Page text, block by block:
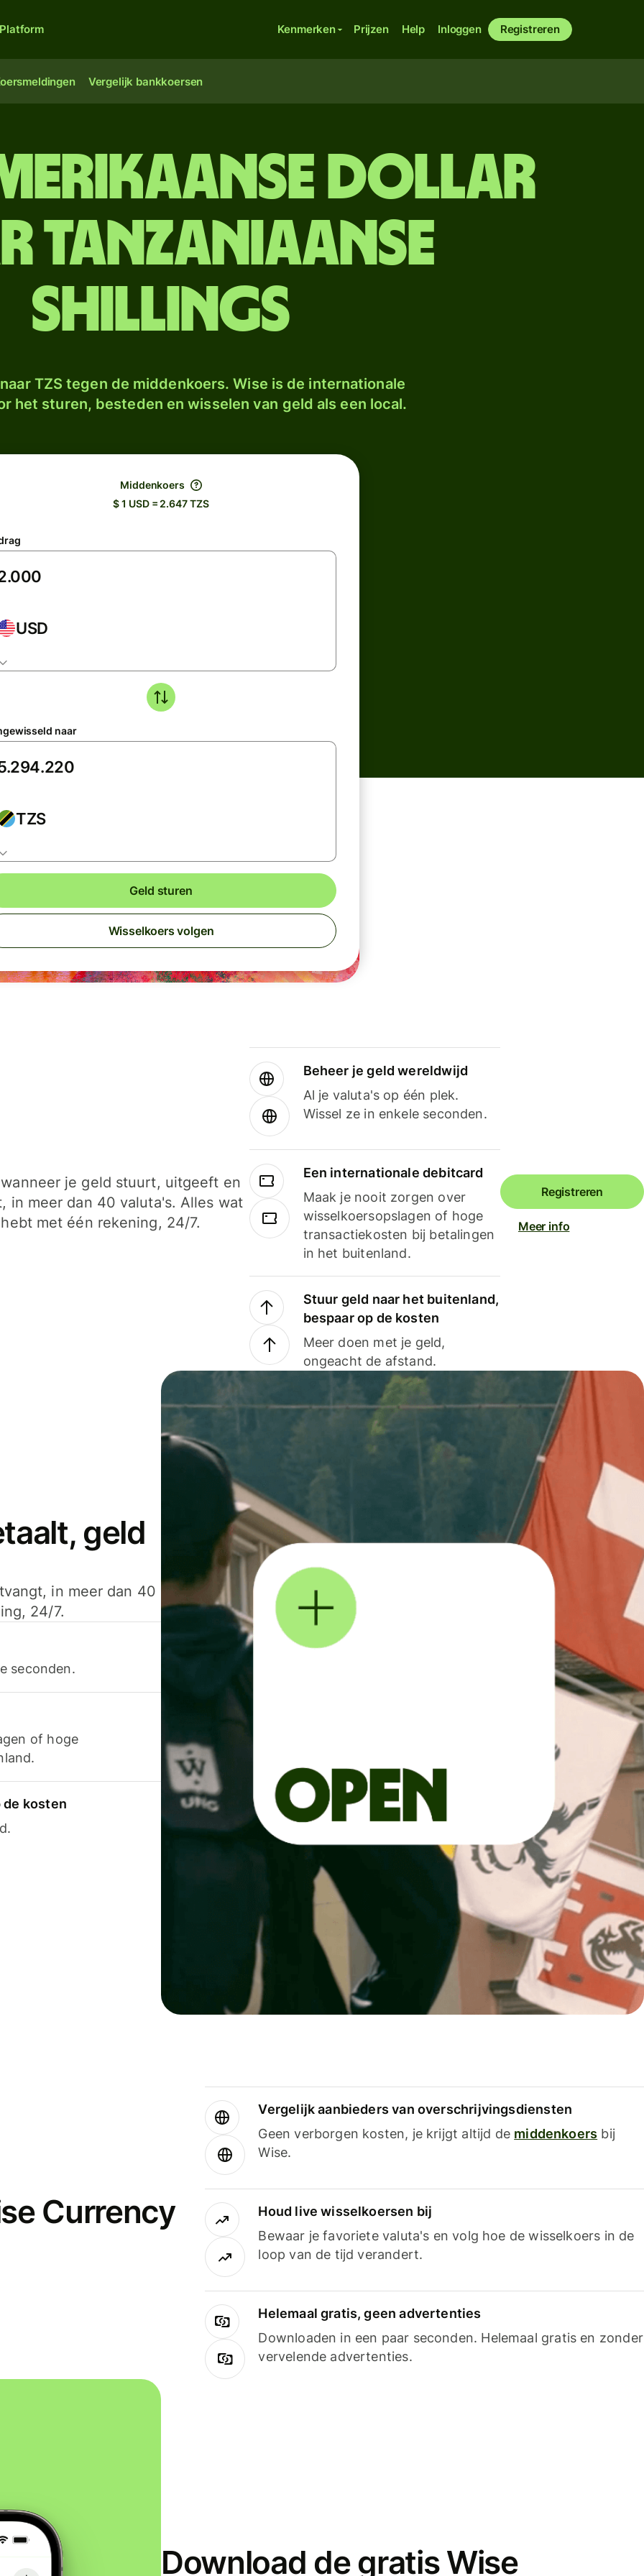
Platform Kenmerken Prijzen Help Inloggen Registreren
Vergelijk bankkoersen
dollar
Tanzaniaanse
shillings
TZS tegen de middenkoers. Wise is de internationale
het sturen, besteden en wisselen van geld als een local.
Middenkoers
$ 1 USD = 2.647 TZS
USD
naar
TZS
Geld sturen
Wisselkoers volgen
je geld stuurt, uitgeeft en
in meer dan 40 valuta's. Alles wat
met één rekening, 24/7.
Beheer je geld wereldwijd
Al je valuta's op één plek.
Wissel ze in enkele seconden.
Een internationale debitcard
Maak je nooit zorgen over
wisselkoersopslagen of hoge
transactiekosten bij betalingen
in het buitenland.
Stuur geld naar het buitenland,
bespaar op de kosten
Meer doen met je geld,
ongeacht de afstand.
Registreren
Meer info
geld
in meer dan 40
24/7.
seconden.
of hoge
de kosten
Currency
Vergelijk aanbieders van overschrijvingsdiensten
Geen verborgen kosten, je krijgt altijd de middenkoers bij
Wise.
Houd live wisselkoersen bij
Bewaar je favoriete valuta's en volg hoe de wisselkoers in de
loop van de tijd verandert.
Helemaal gratis, geen advertenties
Downloaden in een paar seconden. Helemaal gratis en zonder
vervelende advertenties.
Download de gratis Wise